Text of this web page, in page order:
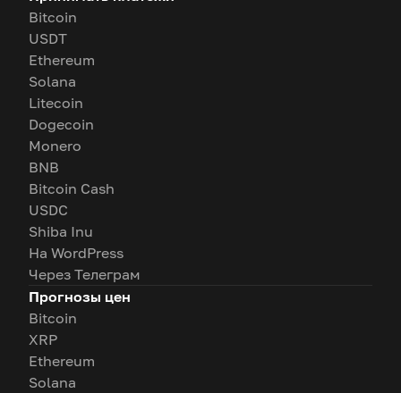
Bitcoin
USDT
Ethereum
Solana
Litecoin
Dogecoin
Monero
BNB
Bitcoin Cash
USDC
Shiba Inu
На WordPress
Через Телеграм
Прогнозы цен
Bitcoin
XRP
Ethereum
Solana